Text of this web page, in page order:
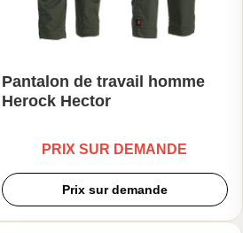
Pantalon de travail homme
Herock Hector
PRIX SUR DEMANDE
Prix sur demande